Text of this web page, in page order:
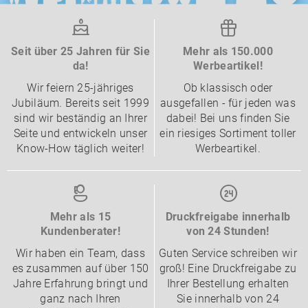
Seit über 25 Jahren für Sie
da!
Wir feiern 25-jähriges
Jubiläum. Bereits seit 1999
sind wir beständig an Ihrer
Seite und entwickeln unser
Know-How täglich weiter!
Mehr als 150.000
Werbeartikel!
Ob klassisch oder
ausgefallen - für jeden was
dabei! Bei uns finden Sie
ein riesiges Sortiment toller
Werbeartikel.
Mehr als 15
Kundenberater!
Wir haben ein Team, dass
es zusammen auf über 150
Jahre Erfahrung bringt und
ganz nach Ihren
Druckfreigabe innerhalb
von 24 Stunden!
Guten Service schreiben wir
groß! Eine Druckfreigabe zu
Ihrer Bestellung erhalten
Sie innerhalb von 24